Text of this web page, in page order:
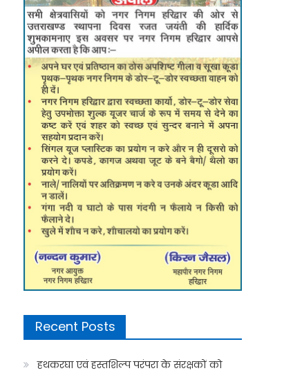
Recent Posts
हथकरघा एवं हस्तशिल्प परंपरा के संरक्षकों को